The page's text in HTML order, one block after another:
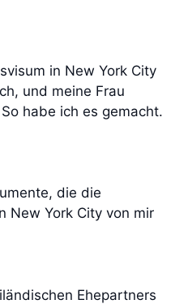
in New York City
und meine Frau
habe ich es gemacht.
die die
New York City von mir
Ehepartners